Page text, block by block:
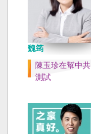
魏筠
陳玉珍在幫中共
測試